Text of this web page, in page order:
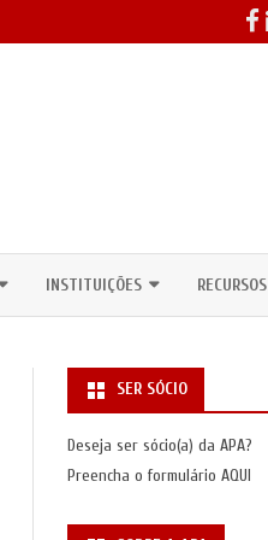
PÚBLICAS
INSTITUIÇÕES
ANTROPOLOGIA
UNIDADES DE INVESTIGAÇÃO
ASSOCIAÇÕES INTERNACIONAIS
RECURSOS
SER SÓCIO
Deseja ser sócio(a) da APA?
Preencha o formulário AQUI